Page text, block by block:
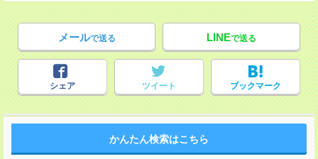
メールで送る LINEで送る
シェア ツイート ブックマーク
かんたん検索はこちら